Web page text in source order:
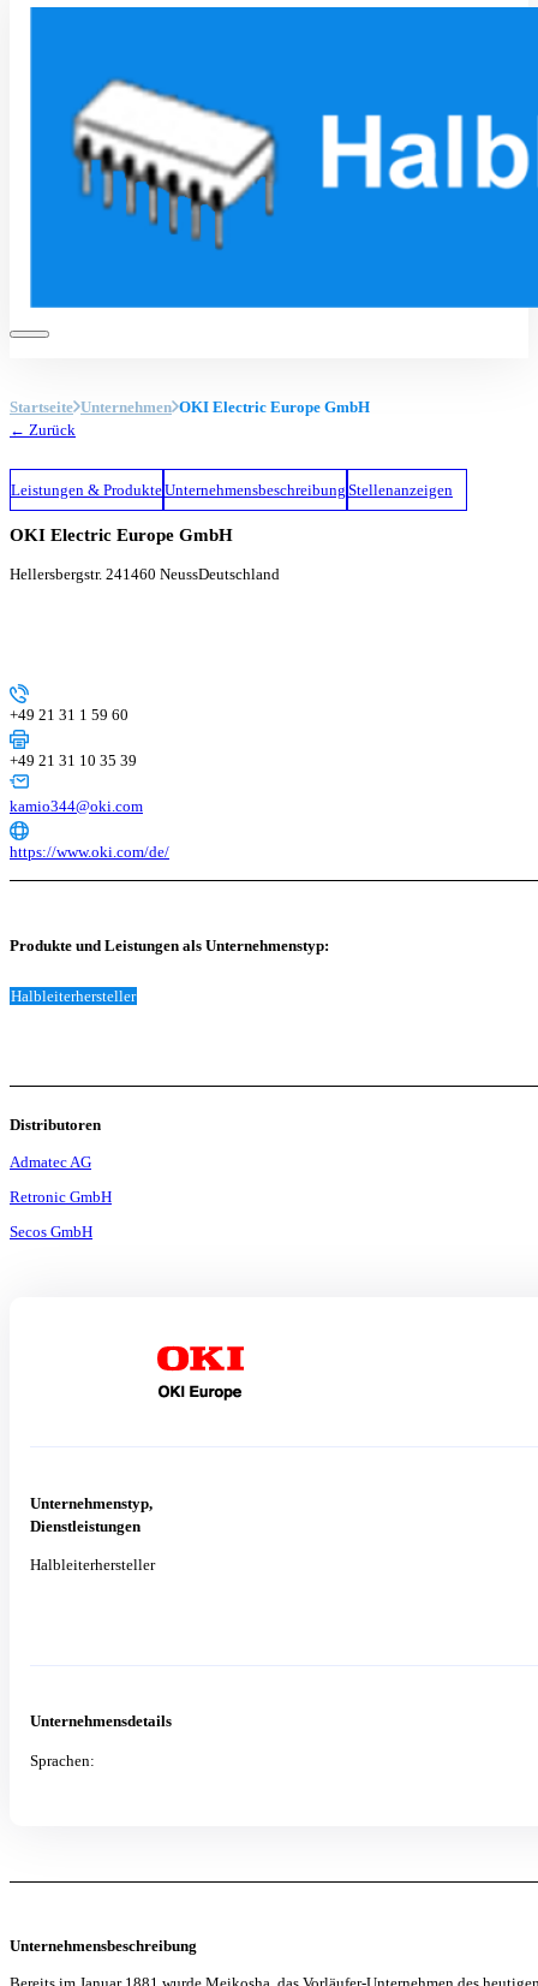
Startseite Unternehmen OKI Electric Europe GmbH
← Zurück
Leistungen & ProdukteUnternehmensbeschreibung Stellenanzeigen
OKI Electric Europe GmbH
Hellersbergstr. 241460 NeussDeutschland
+49 21 31 1 59 60
+49 21 31 10 35 39
kamio344@oki.com
https://www.oki.com/de/
Produkte und Leistungen als Unternehmenstyp:
Halbleiterhersteller
Distributoren
Admatec AG
Retronic GmbH
Secos GmbH
Unternehmenstyp,
Dienstleistungen
Halbleiterhersteller
Unternehmensdetails
Sprachen:
Unternehmensbeschreibung